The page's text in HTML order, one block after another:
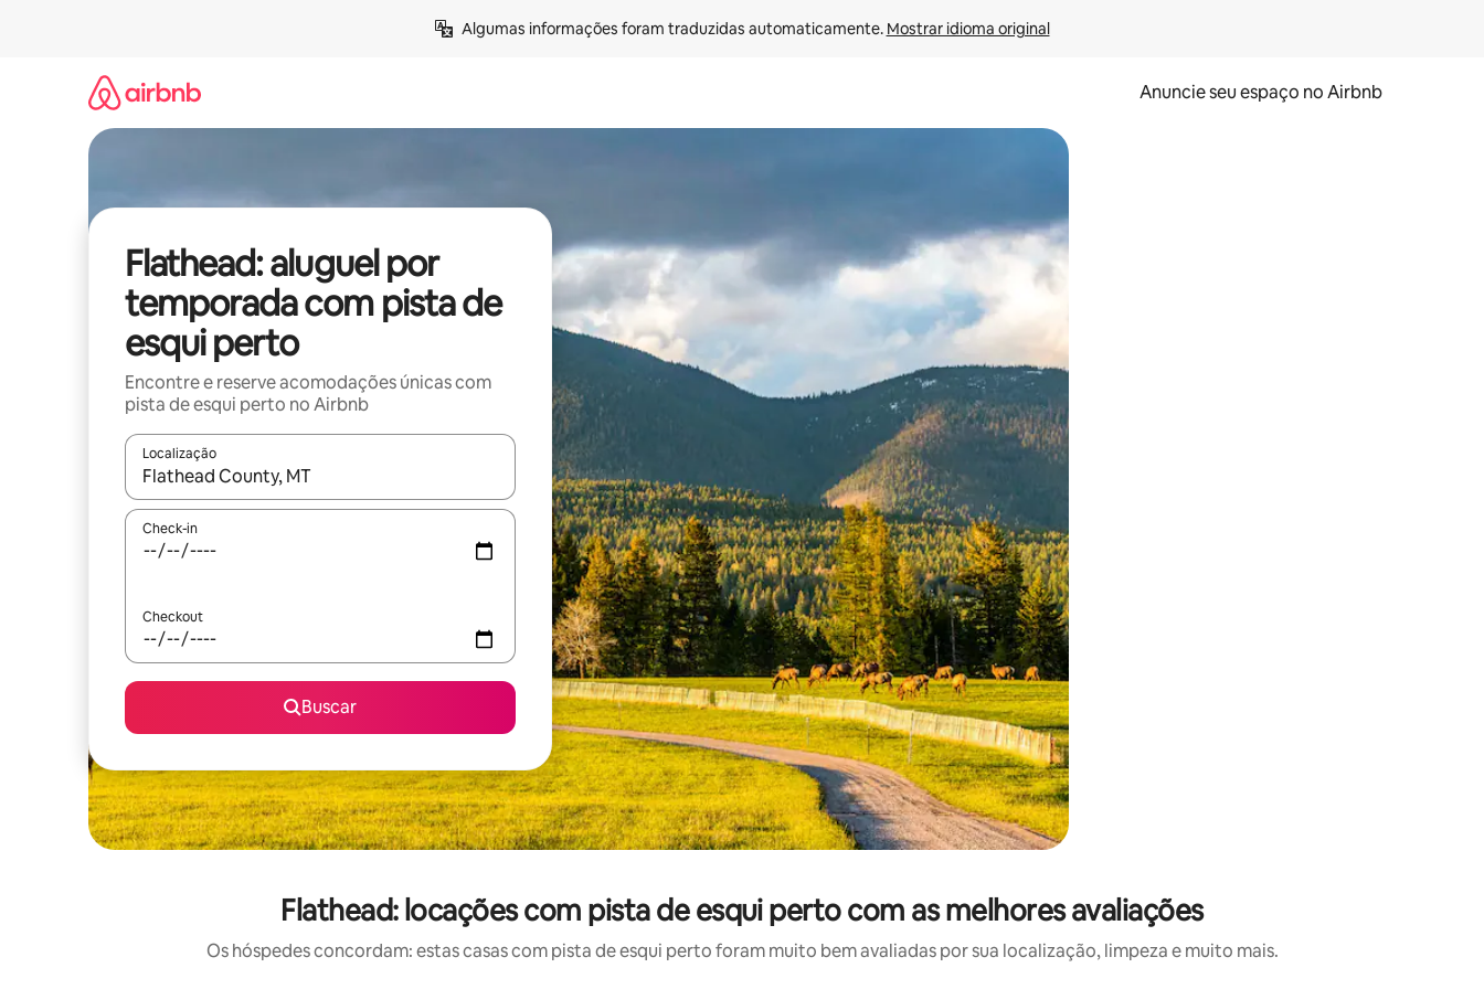
Algumas informações foram traduzidas automaticamente. Mostrar idioma original
Anuncie seu espaço no Airbnb
Flathead: aluguel por
temporada com pista de
esqui perto
Encontre e reserve acomodações únicas com
pista de esqui perto no Airbnb
Localização
Quando os resultados estiverem disponíveis, explore-os usando as seta para cima e para baixo do teclado ou tocando e deslizando o dedo na tela.
Check-in
Checkout
Buscar
Flathead: locações com pista de esqui perto com as melhores avaliações
Os hóspedes concordam: estas casas com pista de esqui perto foram muito bem avaliadas por sua localização, limpeza e muito mais.